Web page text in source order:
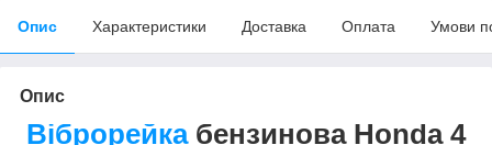
Опис Характеристики Доставка Оплата Умови
Опис
Віброрейкабензинова Honda 4